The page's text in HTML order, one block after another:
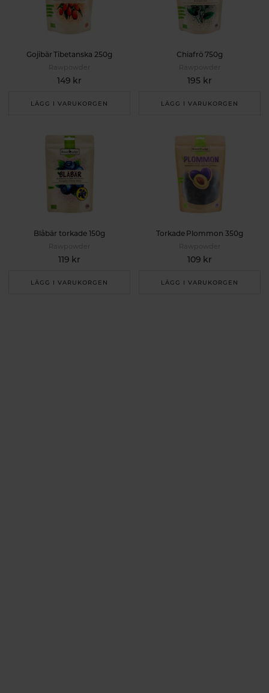
Gojibär Tibetanska 250g
149 kr
LÄGG I VARUKORGEN
Chiafrö 750g
195 kr
LÄGG I VARUKORGEN
Blåbär torkade 150g
119 kr
LÄGG I VARUKORGEN
Torkade Plommon 350g
109 kr
LÄGG I VARUKORGEN